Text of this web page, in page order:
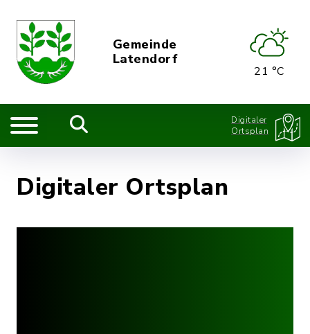
Gemeinde
Latendorf
21 °C
Digitaler
Ortsplan
Digitaler Ortsplan